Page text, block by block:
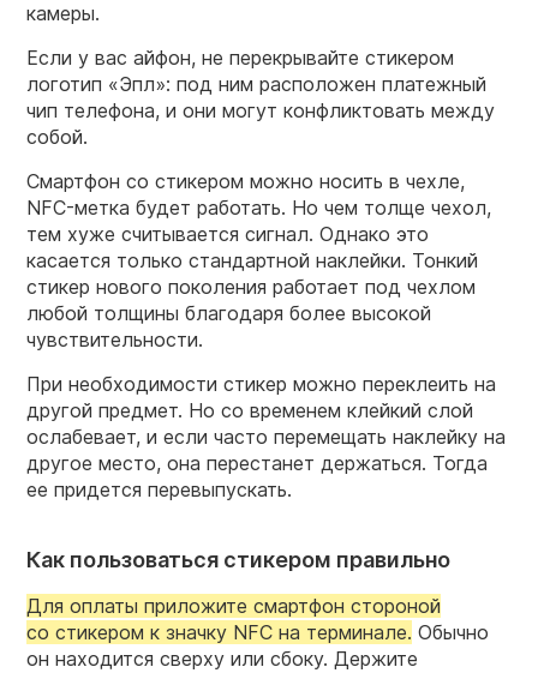
камеры.
Если у вас айфон, не перекрывайте стикером
логотип «Эпл»: под ним расположен платежный
чип телефона, и они могут конфликтовать между
собой.
Смартфон со стикером можно носить в чехле,
NFC-метка будет работать. Но чем толще чехол,
тем хуже считывается сигнал. Однако это
касается только стандартной наклейки. Тонкий
стикер нового поколения работает под чехлом
любой толщины благодаря более высокой
чувствительности.
При необходимости стикер можно переклеить на
другой предмет. Но со временем клейкий слой
ослабевает, и если часто перемещать наклейку на
другое место, она перестанет держаться. Тогда
ее придется перевыпускать.
Как пользоваться стикером правильно
Для оплаты приложите смартфон стороной
со стикером к значку NFC на терминале. Обычно
он находится сверху или сбоку. Держите